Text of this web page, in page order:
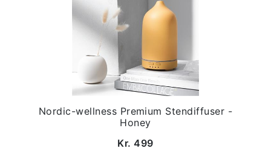
Nordic-wellness Premium Stendiffuser -
Honey
Kr. 499